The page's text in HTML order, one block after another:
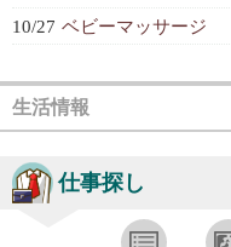
10/27 ベビーマッサージ
生活情報
仕事探し